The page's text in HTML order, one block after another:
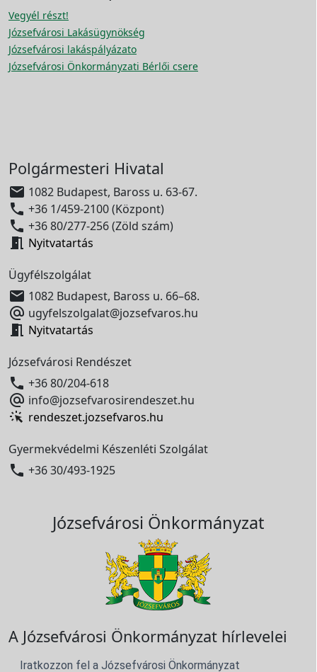
Vegyél részt!
Józsefvárosi Lakásügynökség
Józsefvárosi lakáspályázato
Józsefvárosi Önkormányzati Bérlői csere
Polgármesteri Hivatal
 1082 Budapest, Baross u. 63-67.
 +36 1/459-2100 (Központ)
 +36 80/277-256 (Zöld szám)
 Nyitvatartás
Ügyfélszolgálat
 1082 Budapest, Baross u. 66–68.
 ugyfelszolgalat@jozsefvaros.hu
 Nyitvatartás
Józsefvárosi Rendészet
 +36 80/204-618
 info@jozsefvarosirendeszet.hu
rendeszet.jozsefvaros.hu
Gyermekvédelmi Készenléti Szolgálat
 +36 30/493-1925
Józsefvárosi Önkormányzat
A Józsefvárosi Önkormányzat hírlevelei
Iratkozzon fel a Józsefvárosi Önkormányzat